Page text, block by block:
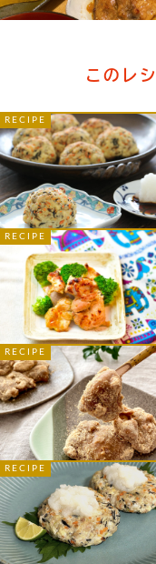
このレ
RECIPE
RECIPE
RECIPE
RECIPE